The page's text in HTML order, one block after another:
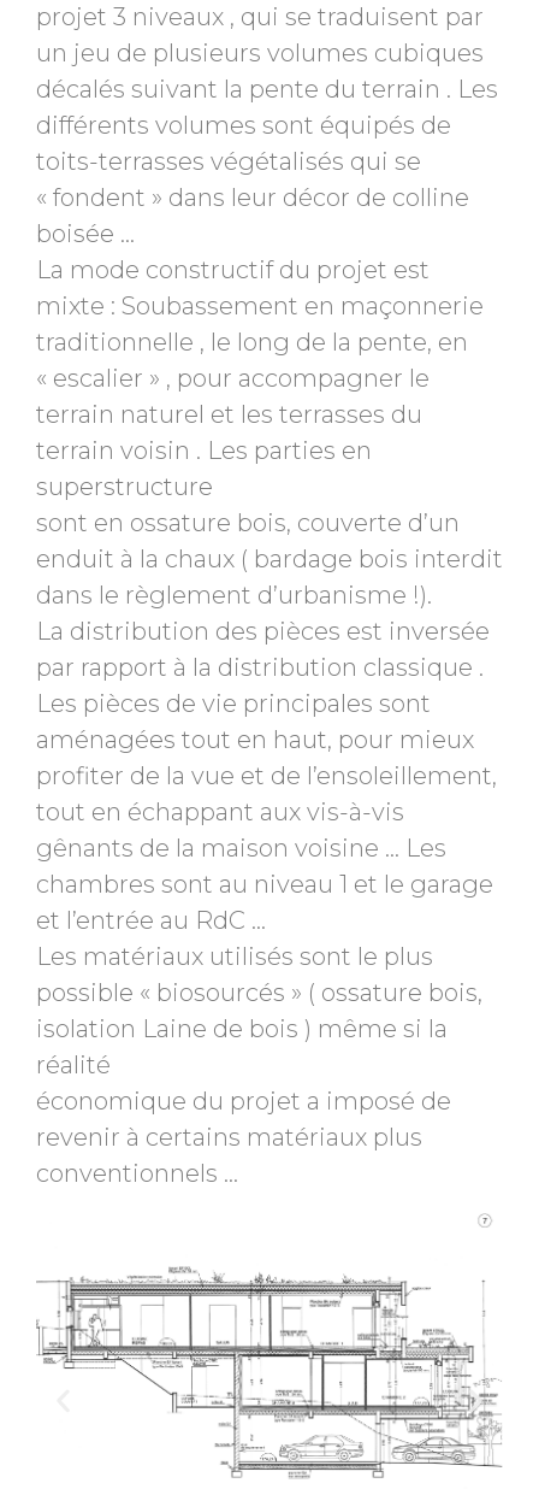
projet 3 niveaux , qui se traduisent par
un jeu de plusieurs volumes cubiques
décalés suivant la pente du terrain . Les
différents volumes sont équipés de
toits-terrasses végétalisés qui se
« fondent » dans leur décor de colline
boisée …
La mode constructif du projet est
mixte : Soubassement en maçonnerie
traditionnelle , le long de la pente, en
« escalier » , pour accompagner le
terrain naturel et les terrasses du
terrain voisin . Les parties en
superstructure
sont en ossature bois, couverte d’un
enduit à la chaux ( bardage bois interdit
dans le règlement d’urbanisme !).
La distribution des pièces est inversée
par rapport à la distribution classique .
Les pièces de vie principales sont
aménagées tout en haut, pour mieux
profiter de la vue et de l’ensoleillement,
tout en échappant aux vis-à-vis
gênants de la maison voisine … Les
chambres sont au niveau 1 et le garage
et l’entrée au RdC …
Les matériaux utilisés sont le plus
possible « biosourcés » ( ossature bois,
isolation Laine de bois ) même si la
réalité
économique du projet a imposé de
revenir à certains matériaux plus
conventionnels …